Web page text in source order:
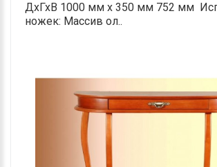
ДхГхВ 1000 мм х 350 мм 752 мм
ножек: Массив ол..